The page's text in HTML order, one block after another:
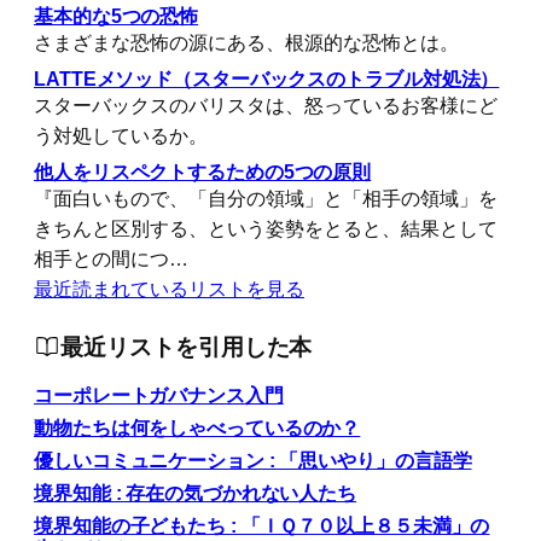
基本的な5つの恐怖
さまざまな恐怖の源にある、根源的な恐怖とは。
LATTEメソッド（スターバックスのトラブル対処法）
スターバックスのバリスタは、怒っているお客様にど
う対処しているか。
他人をリスペクトするための5つの原則
『面白いもので、「自分の領域」と「相手の領域」を
きちんと区別する、という姿勢をとると、結果として
相手との間につ…
最近読まれているリストを見る
最近リストを引用した本
コーポレートガバナンス入門
動物たちは何をしゃべっているのか？
優しいコミュニケーション : 「思いやり」の言語学
境界知能 : 存在の気づかれない人たち
境界知能の子どもたち : 「ＩＱ７０以上８５未満」の